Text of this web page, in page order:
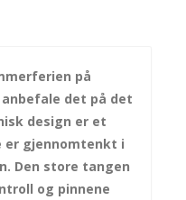
på
det på det
design er et
er gjennomtenkt i
Den store tangen
og pinnene